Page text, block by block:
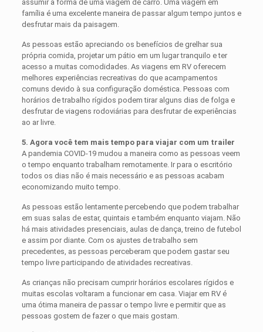
assumir a forma de uma viagem de carro. Uma viagem em
família é uma excelente maneira de passar algum tempo juntos e
desfrutar mais da paisagem.
As pessoas estão apreciando os benefícios de grelhar sua
própria comida, projetar um pátio em um lugar tranquilo e ter
acesso a muitas comodidades. As viagens em RV oferecem
melhores experiências recreativas do que acampamentos
comuns devido à sua configuração doméstica. Pessoas com
horários de trabalho rígidos podem tirar alguns dias de folga e
desfrutar de viagens rodoviárias para desfrutar de experiências
ao ar livre.
5. Agora você tem mais tempo para viajar com um trailer
A pandemia COVID-19 mudou a maneira como as pessoas veem
o tempo enquanto trabalham remotamente. Ir para o escritório
todos os dias não é mais necessário e as pessoas acabam
economizando muito tempo.
As pessoas estão lentamente percebendo que podem trabalhar
em suas salas de estar, quintais e também enquanto viajam. Não
há mais atividades presenciais, aulas de dança, treino de futebol
e assim por diante. Com os ajustes de trabalho sem
precedentes, as pessoas perceberam que podem gastar seu
tempo livre participando de atividades recreativas.
As crianças não precisam cumprir horários escolares rígidos e
muitas escolas voltaram a funcionar em casa. Viajar em RV é
uma ótima maneira de passar o tempo livre e permitir que as
pessoas gostem de fazer o que mais gostam.